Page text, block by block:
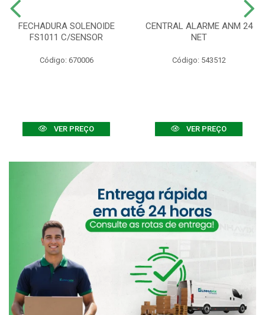
FECHADURA SOLENOIDE
FS1011 C/SENSOR
Código: 670006
VER PREÇO
CENTRAL ALARME ANM 24
NET
Código: 543512
VER PREÇO